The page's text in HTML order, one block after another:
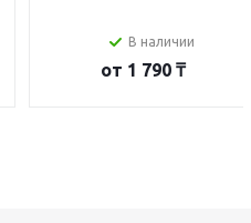
В наличии
от 1 790 ₸